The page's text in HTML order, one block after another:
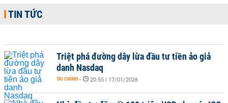
TIN TỨC
Triệt phá đường dây lừa đầu tư tiền ảo giả
danh Nasdaq
TÀI CHÍNH - 20:55 | 17/01/2026